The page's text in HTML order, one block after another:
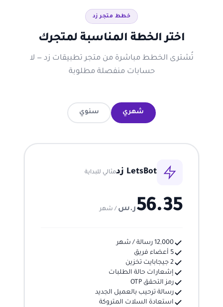
خطط متجر زد
اختر الخطة المناسبة لمتجرك
تُشترى الخطط مباشرة من متجر تطبيقات زد — لا
حسابات منفصلة مطلوبة
شهري سنوي
LetsBot زد مثالي للبداية
56.35ر.س / شهر
12,000 رسالة / شهر
5 أعضاء فريق
2 جيجابايت تخزين
إشعارات حالة الطلبات
رمز التحقق OTP
رسالة ترحيب بالعميل الجديد
استعادة السلات المتروكة